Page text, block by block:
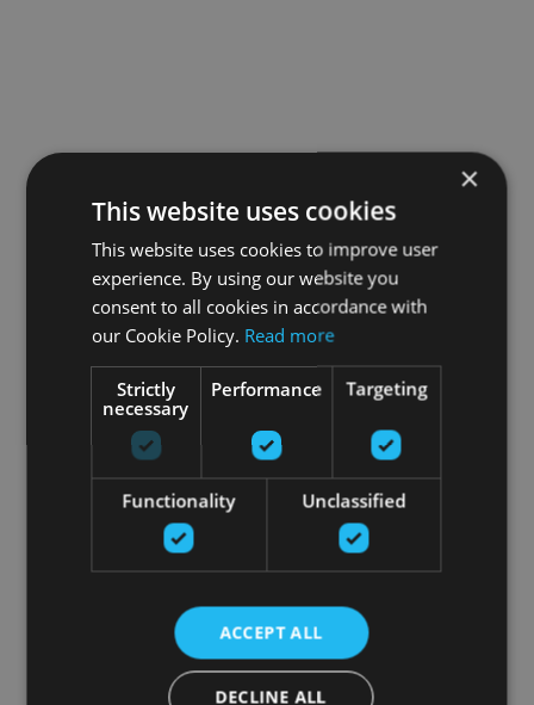
×
This website uses cookies
This website uses cookies to improve user
experience. By using our website you
consent to all cookies in accordance with
our Cookie Policy. Read more
Strictly
necessary
Performance Targeting
Functionality Unclassified
ACCEPT ALL
DECLINE ALL